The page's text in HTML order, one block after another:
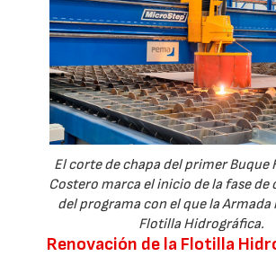
El corte de chapa del primer Buque
Costero marca el inicio de la fase
del programa con el que la Armada
Flotilla Hidrográfica.
Renovación de la Flotilla